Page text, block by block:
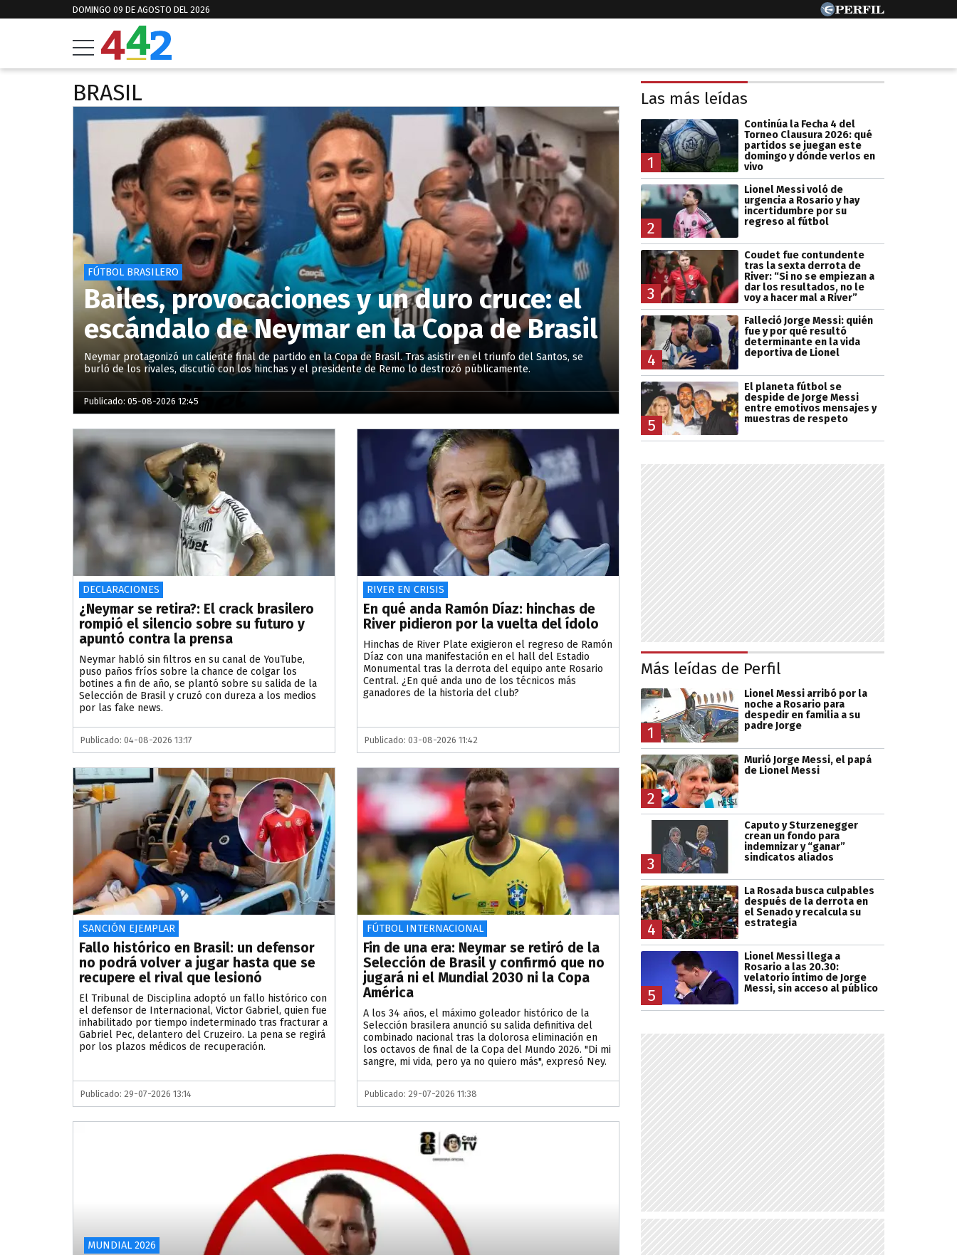
DOMINGO 09 DE AGOSTO DEL 2026
BRASIL
FÚTBOL BRASILERO
Bailes, provocaciones y un duro cruce: el
escándalo de Neymar en la Copa de Brasil
Neymar protagonizó un caliente final de partido en la Copa de Brasil. Tras asistir en el triunfo del Santos, se
burló de los rivales, discutió con los hinchas y el presidente de Remo lo destrozó públicamente.
Publicado: 05-08-2026 12:45
DECLARACIONES
¿Neymar se retira?: El crack brasilero
rompió el silencio sobre su futuro y
apuntó contra la prensa
Neymar habló sin filtros en su canal de YouTube,
puso paños fríos sobre la chance de colgar los
botines a fin de año, se plantó sobre su salida de la
Selección de Brasil y cruzó con dureza a los medios
por las fake news.
Publicado: 04-08-2026 13:17
RIVER EN CRISIS
En qué anda Ramón Díaz: hinchas de
River pidieron por la vuelta del ídolo
Hinchas de River Plate exigieron el regreso de Ramón
Díaz con una manifestación en el hall del Estadio
Monumental tras la derrota del equipo ante Rosario
Central. ¿En qué anda uno de los técnicos más
ganadores de la historia del club?
Publicado: 03-08-2026 11:42
SANCIÓN EJEMPLAR
Fallo histórico en Brasil: un defensor
no podrá volver a jugar hasta que se
recupere el rival que lesionó
El Tribunal de Disciplina adoptó un fallo histórico con
el defensor de Internacional, Victor Gabriel, quien fue
inhabilitado por tiempo indeterminado tras fracturar a
Gabriel Pec, delantero del Cruzeiro. La pena se regirá
por los plazos médicos de recuperación.
Publicado: 29-07-2026 13:14
FÚTBOL INTERNACIONAL
Fin de una era: Neymar se retiró de la
Selección de Brasil y confirmó que no
jugará ni el Mundial 2030 ni la Copa
América
A los 34 años, el máximo goleador histórico de la
Selección brasilera anunció su salida definitiva del
combinado nacional tras la dolorosa eliminación en
los octavos de final de la Copa del Mundo 2026. "Di mi
sangre, mi vida, pero ya no quiero más", expresó Ney.
Publicado: 29-07-2026 11:38
MUNDIAL 2026
Las más leídas
1
Continúa la Fecha 4 del
Torneo Clausura 2026: qué
partidos se juegan este
domingo y dónde verlos en
vivo
2
Lionel Messi voló de
urgencia a Rosario y hay
incertidumbre por su
regreso al fútbol
3
Coudet fue contundente
tras la sexta derrota de
River: “Si no se empiezan a
dar los resultados, no le
voy a hacer mal a River”
4
Falleció Jorge Messi: quién
fue y por qué resultó
determinante en la vida
deportiva de Lionel
5
El planeta fútbol se
despide de Jorge Messi
entre emotivos mensajes y
muestras de respeto
Más leídas de Perfil
1
Lionel Messi arribó por la
noche a Rosario para
despedir en familia a su
padre Jorge
2
Murió Jorge Messi, el papá
de Lionel Messi
3
Caputo y Sturzenegger
crean un fondo para
indemnizar y “ganar”
sindicatos aliados
4
La Rosada busca culpables
después de la derrota en
el Senado y recalcula su
estrategia
5
Lionel Messi llega a
Rosario a las 20.30:
velatorio íntimo de Jorge
Messi, sin acceso al público